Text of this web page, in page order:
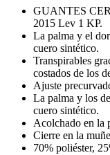
GUANTES
2015 Lev 1 KP.
La palma y el
cuero sintético.
Transpirables
costados de los
Ajuste
La palma y los
cuero sintético.
Acolchado en la
Cierre en la
70% poliéster,